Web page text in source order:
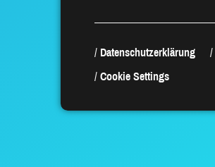
Datenschutzerklärung
Cookie Settings